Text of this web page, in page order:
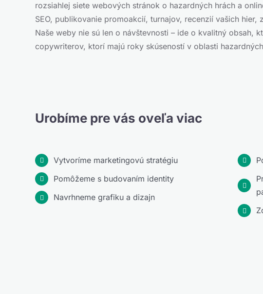
rozsiahlej siete webových stránok o hazardných hrách a
SEO, publikovanie promoakcií, turnajov, recenzií vašich hier,
Naše weby nie sú len o návštevnosti – ide o kvalitný obsah,
copywriterov, ktorí majú roky skúseností v oblasti
Urobíme pre vás oveľa viac
Vytvoríme marketingovú stratégiu
Pomôžeme s budovaním identity
Navrhneme grafiku a dizajn